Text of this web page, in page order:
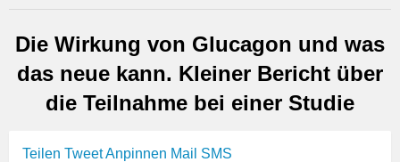
Die Wirkung von Glucagon und was
das neue kann. Kleiner Bericht über
die Teilnahme bei einer Studie
Teilen TweetAnpinnen Mail SMS